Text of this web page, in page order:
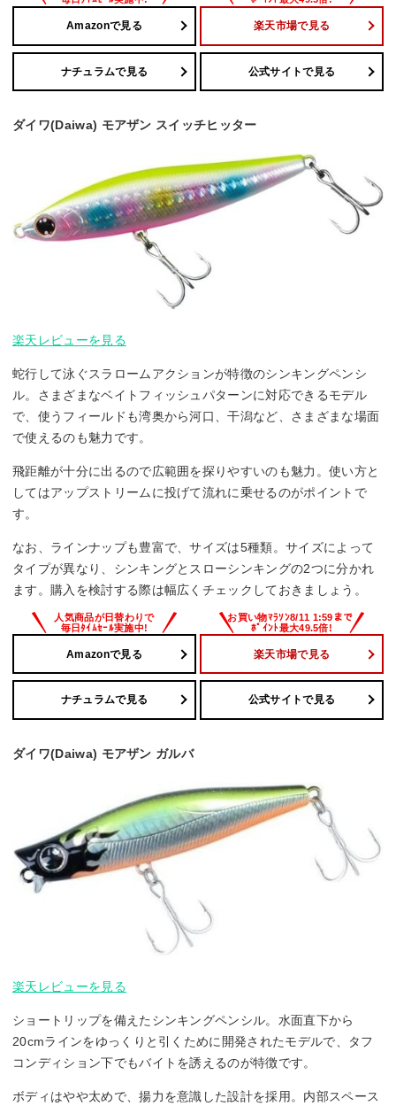
Amazonで見る 楽天市場で見る
ナチュラムで見る 公式サイトで見る
ダイワ(Daiwa) モアザン スイッチヒッター
楽天レビューを見る
蛇行して泳ぐスラロームアクションが特徴のシンキングペンシ
ル。さまざまなベイトフィッシュパターンに対応できるモデル
で、使うフィールドも湾奥から河口、干潟など、さまざまな場面
で使えるのも魅力です。
飛距離が十分に出るので広範囲を探りやすいのも魅力。使い方と
してはアップストリームに投げて流れに乗せるのがポイントで
す。
なお、ラインナップも豊富で、サイズは5種類。サイズによって
タイプが異なり、シンキングとスローシンキングの2つに分かれ
ます。購入を検討する際は幅広くチェックしておきましょう。
Amazonで見る 楽天市場で見る
ナチュラムで見る 公式サイトで見る
ダイワ(Daiwa) モアザン ガルバ
楽天レビューを見る
ショートリップを備えたシンキングペンシル。水面直下から
20cmラインをゆっくりと引くために開発されたモデルで、タフ
コンディション下でもバイトを誘えるのが特徴です。
ボディはやや太めで、揚力を意識した設計を採用。内部スペース